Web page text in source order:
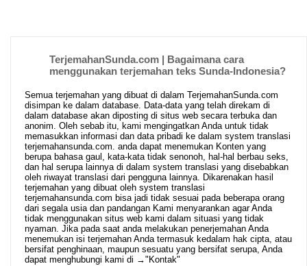
TerjemahanSunda.com | Bagaimana cara
menggunakan terjemahan teks Sunda-Indonesia?
Semua terjemahan yang dibuat di dalam TerjemahanSunda.com
disimpan ke dalam database. Data-data yang telah direkam di
dalam database akan diposting di situs web secara terbuka dan
anonim. Oleh sebab itu, kami mengingatkan Anda untuk tidak
memasukkan informasi dan data pribadi ke dalam system translasi
terjemahansunda.com. anda dapat menemukan Konten yang
berupa bahasa gaul, kata-kata tidak senonoh, hal-hal berbau seks,
dan hal serupa lainnya di dalam system translasi yang disebabkan
oleh riwayat translasi dari pengguna lainnya. Dikarenakan hasil
terjemahan yang dibuat oleh system translasi
terjemahansunda.com bisa jadi tidak sesuai pada beberapa orang
dari segala usia dan pandangan Kami menyarankan agar Anda
tidak menggunakan situs web kami dalam situasi yang tidak
nyaman. Jika pada saat anda melakukan penerjemahan Anda
menemukan isi terjemahan Anda termasuk kedalam hak cipta, atau
bersifat penghinaan, maupun sesuatu yang bersifat serupa, Anda
dapat menghubungi kami di →"Kontak"